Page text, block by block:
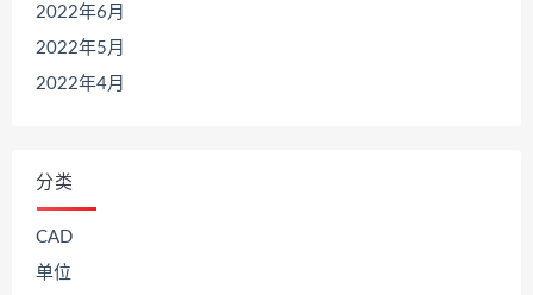
2022年6月
2022年5月
2022年4月
分类
CAD
单位